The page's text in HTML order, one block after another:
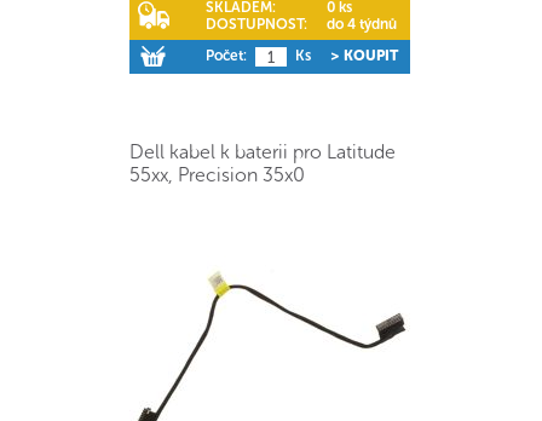
SKLADEM:
0 ks
DOSTUPNOST:
do 4 týdnů
Počet:
Ks > KOUPIT
Dell kabel k baterii pro Latitude
55xx, Precision 35x0